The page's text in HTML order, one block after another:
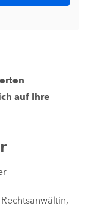
auf Ihre